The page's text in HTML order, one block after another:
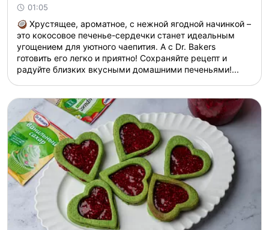
01:05
🥥 Хрустящее, ароматное, с нежной ягодной начинкой –
это кокосовое печенье-сердечки станет идеальным
угощением для уютного чаепития. А с Dr. Bakers
готовить его легко и приятно! Сохраняйте рецепт и
радуйте близких вкусными домашними печеньями!...